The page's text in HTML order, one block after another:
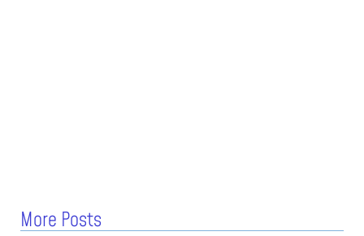
More Posts